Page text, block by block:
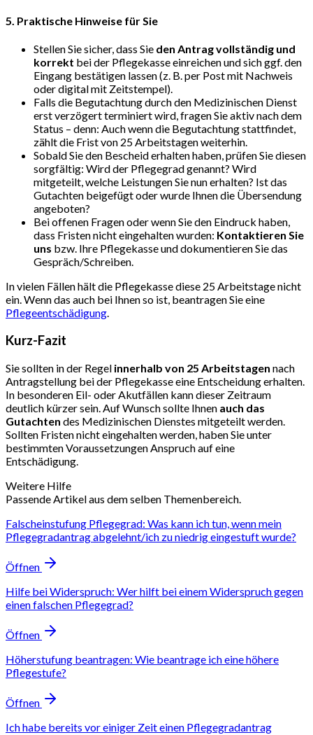
5. Praktische Hinweise für Sie
Stellen Sie sicher, dass Sie den Antrag vollständig und
korrekt bei der Pflegekasse einreichen und sich ggf. den
Eingang bestätigen lassen (z. B. per Post mit Nachweis
oder digital mit Zeitstempel).
Falls die Begutachtung durch den Medizinischen Dienst
erst verzögert terminiert wird, fragen Sie aktiv nach dem
Status – denn: Auch wenn die Begutachtung stattfindet,
zählt die Frist von 25 Arbeitstagen weiterhin.
Sobald Sie den Bescheid erhalten haben, prüfen Sie diesen
sorgfältig: Wird der Pflegegrad genannt? Wird
mitgeteilt, welche Leistungen Sie nun erhalten? Ist das
Gutachten beigefügt oder wurde Ihnen die Übersendung
angeboten?
Bei offenen Fragen oder wenn Sie den Eindruck haben,
dass Fristen nicht eingehalten wurden: Kontaktieren Sie
uns bzw. Ihre Pflegekasse und dokumentieren Sie das
Gespräch/Schreiben.
In vielen Fällen hält die Pflegekasse diese 25 Arbeitstage nicht
ein. Wenn das auch bei Ihnen so ist, beantragen Sie eine
Pflegeentschädigung.
Kurz-Fazit
Sie sollten in der Regel innerhalb von 25 Arbeitstagen nach
Antragstellung bei der Pflegekasse eine Entscheidung erhalten.
In besonderen Eil- oder Akutfällen kann dieser Zeitraum
deutlich kürzer sein. Auf Wunsch sollte Ihnen auch das
Gutachten des Medizinischen Dienstes mitgeteilt werden.
Sollten Fristen nicht eingehalten werden, haben Sie unter
bestimmten Voraussetzungen Anspruch auf eine
Entschädigung.
Weitere Hilfe
Passende Artikel aus dem selben Themenbereich.
Falscheinstufung Pflegegrad: Was kann ich tun, wenn mein
Pflegegradantrag abgelehnt/ich zu niedrig eingestuft wurde?
Öffnen
Hilfe bei Widerspruch: Wer hilft bei einem Widerspruch gegen
einen falschen Pflegegrad?
Öffnen
Höherstufung beantragen: Wie beantrage ich eine höhere
Pflegestufe?
Öffnen
Ich habe bereits vor einiger Zeit einen Pflegegradantrag